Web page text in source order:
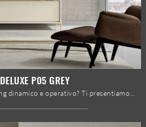
DELUXE P05 GREY
Vuoi arredare un living dinamico e operativo? Ti presentiamo la parete attrezzata Deluxe P05 Grey Spar dalle forme decise moderne.